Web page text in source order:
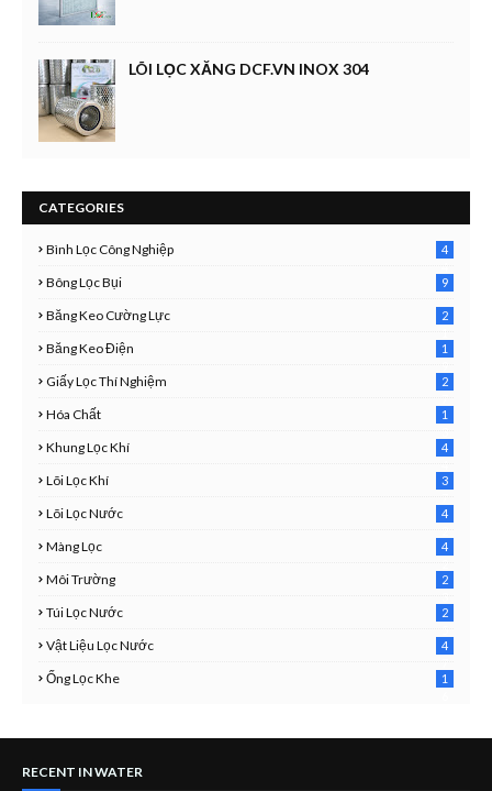
LÕI LỌC XĂNG DCF.VN INOX 304
CATEGORIES
Bình Lọc Công Nghiệp
4
Bông Lọc Bụi 9
Băng Keo Cường Lực
2
Băng Keo Điện
1
Giấy Lọc Thí Nghiệm
2
Hóa Chất
1
Khung Lọc Khí
4
Lõi Lọc Khí
3
Lõi Lọc Nước
4
Màng Lọc
4
Môi Trường
2
Túi Lọc Nước
2
Vật Liệu Lọc Nước
4
Ống Lọc Khe
1
RECENT IN WATER